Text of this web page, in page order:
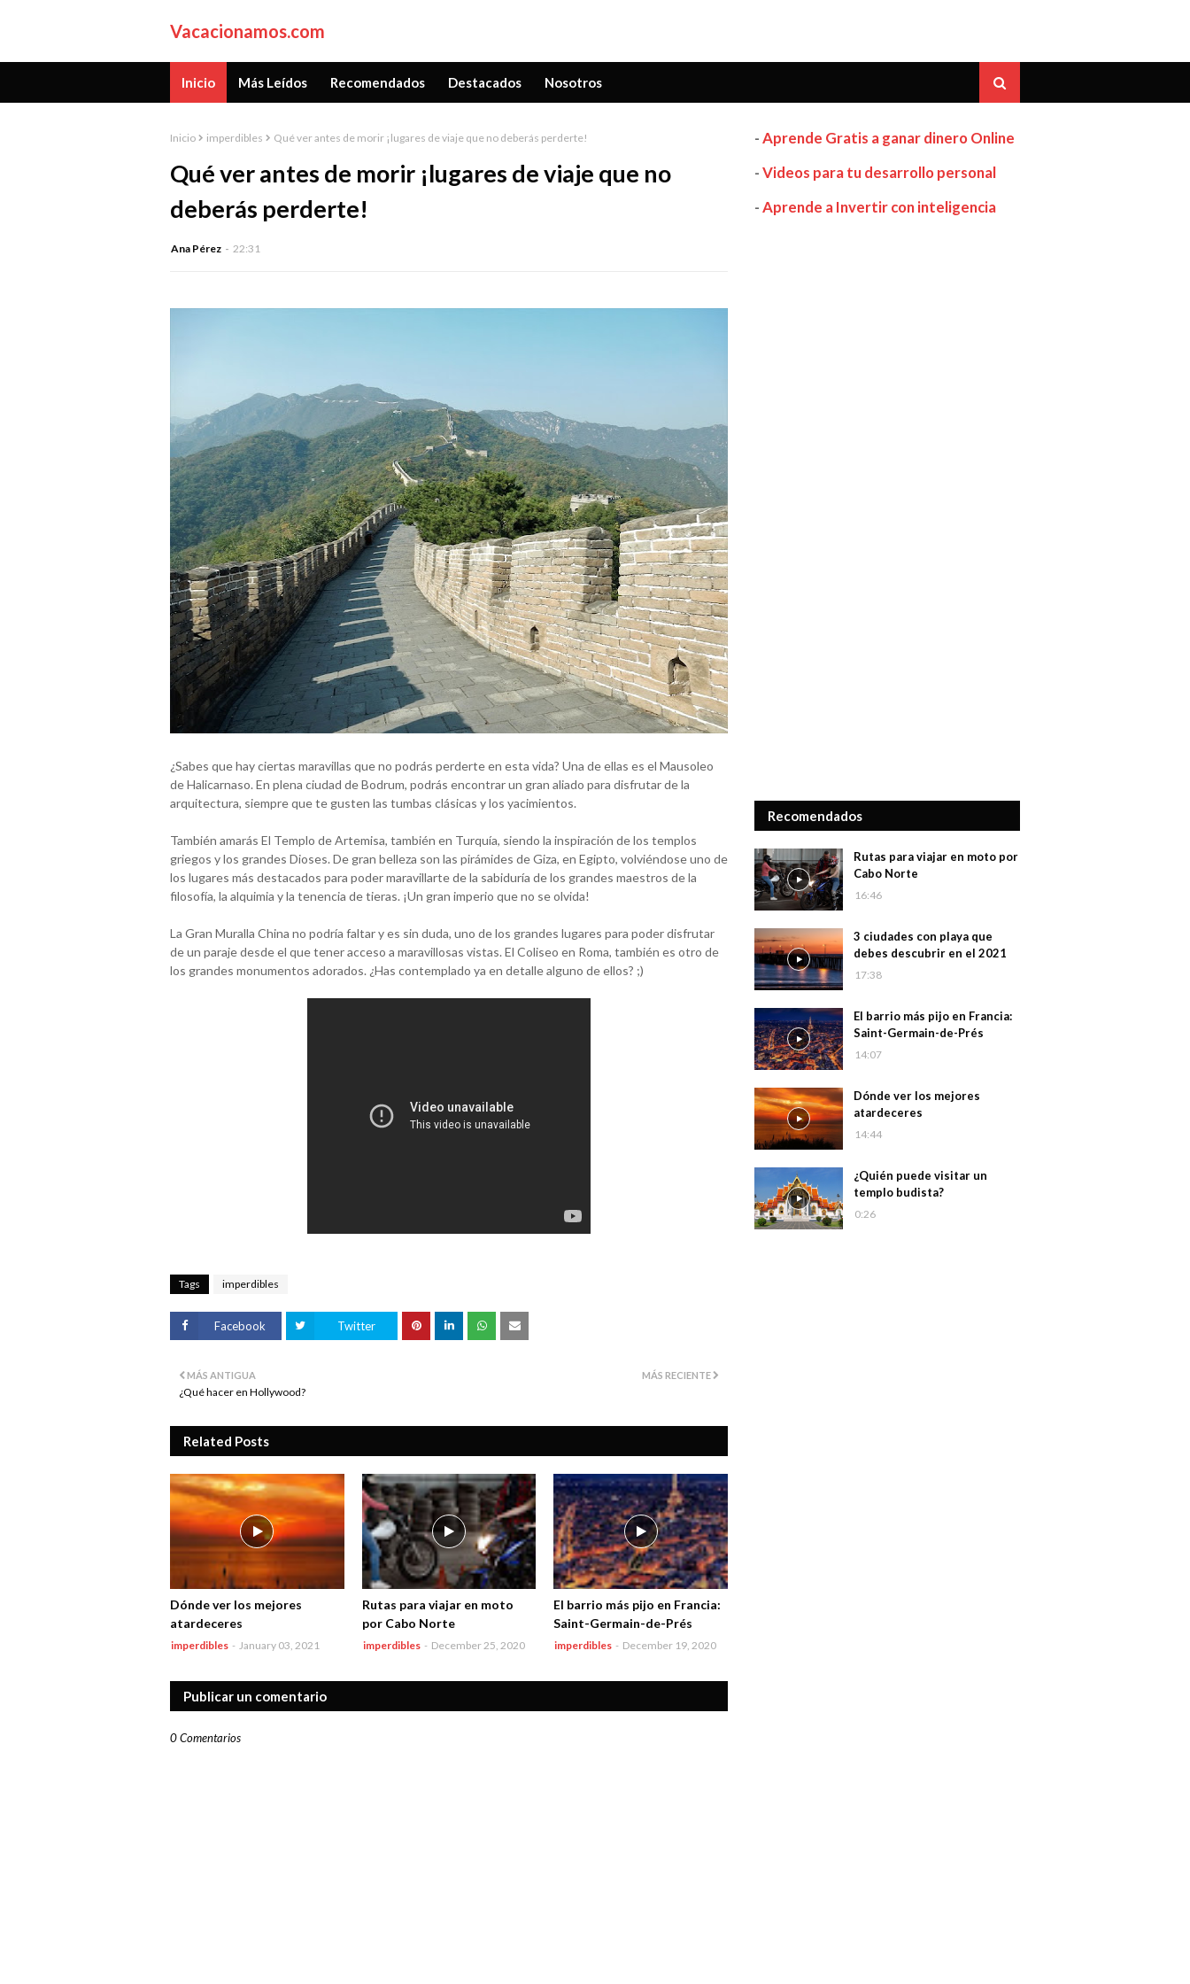
Vacacionamos.com
Inicio Más Leídos Recomendados Destacados Nosotros
Inicio imperdibles Qué ver antes de morir ¡lugares de viaje que no deberás perderte!
Qué ver antes de morir ¡lugares de viaje que no
deberás perderte!
Ana Pérez 22:31
¿Sabes que hay ciertas maravillas que no podrás perderte en esta vida? Una de ellas es el Mausoleo
de Halicarnaso. En plena ciudad de Bodrum, podrás encontrar un gran aliado para disfrutar de la
arquitectura, siempre que te gusten las tumbas clásicas y los yacimientos.
También amarás El Templo de Artemisa, también en Turquía, siendo la inspiración de los templos
griegos y los grandes Dioses. De gran belleza son las pirámides de Giza, en Egipto, volviéndose uno de
los lugares más destacados para poder maravillarte de la sabiduría de los grandes maestros de la
filosofía, la alquimia y la tenencia de tieras. ¡Un gran imperio que no se olvida!
La Gran Muralla China no podría faltar y es sin duda, uno de los grandes lugares para poder disfrutar
de un paraje desde el que tener acceso a maravillosas vistas. El Coliseo en Roma, también es otro de
los grandes monumentos adorados. ¿Has contemplado ya en detalle alguno de ellos? ;)
Tags imperdibles
Facebook Twitter
MÁS RECIENTE
MÁS ANTIGUA
¿Qué hacer en Hollywood?
Related Posts
Dónde ver los mejores
atardeceres
imperdibles - January 03, 2021
Rutas para viajar en moto
por Cabo Norte
imperdibles - December 25, 2020
El barrio más pijo en Francia:
Saint-Germain-de-Prés
imperdibles - December 19, 2020
Publicar un comentario
0 Comentarios
-Aprende Gratis a ganar dinero Online
-Videos para tu desarrollo personal
-Aprende a Invertir con inteligencia
Recomendados
Rutas para viajar en moto por
Cabo Norte
16:46
3 ciudades con playa que
debes descubrir en el 2021
17:38
El barrio más pijo en Francia:
Saint-Germain-de-Prés
14:07
Dónde ver los mejores
atardeceres
14:44
¿Quién puede visitar un
templo budista?
0:26